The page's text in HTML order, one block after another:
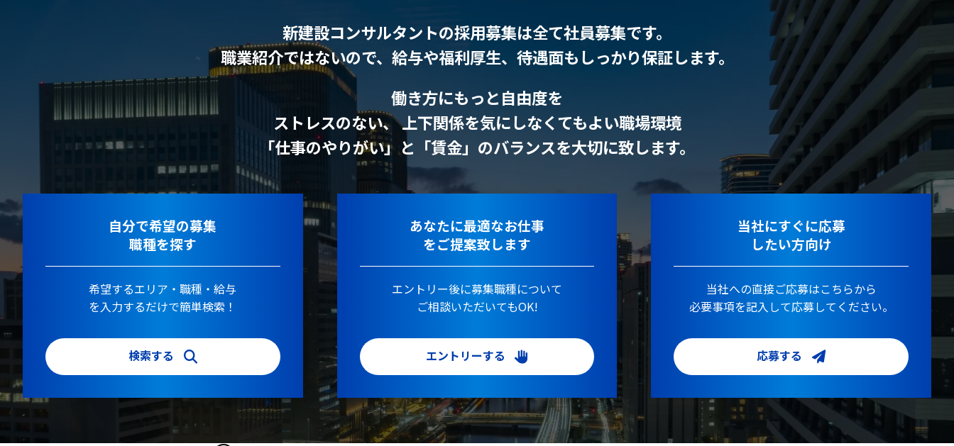
新建設コンサルタントの採用募集は全て社員募集です。
職業紹介ではないので、給与や福利厚生、待遇面もしっかり保証します。
働き方にもっと自由度を
ストレスのない、 上下関係を気にしなくてもよい職場環境
「仕事のやりがい」と「賃金」のバランスを大切に致します。
自分で希望の募集
職種を探す
希望するエリア・職種・給与
を入力するだけで簡単検索！
検索する
あなたに最適なお仕事
をご提案致します
エントリー後に募集職種について
ご相談いただいてもOK!
エントリーする
当社にすぐに応募
したい方向け
当社への直接ご応募はこちらから
必要事項を記入して応募してください。
応募する